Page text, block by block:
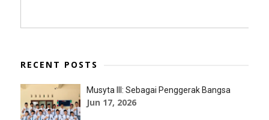
RECENT POSTS
Musyta III: Sebagai Penggerak Bangsa
Jun 17, 2026